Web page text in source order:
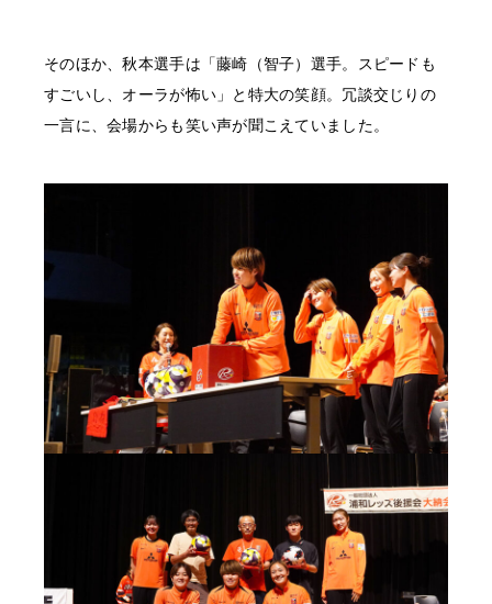
そのほか、秋本選手は「藤崎（智子）選手。スピードも
すごいし、オーラが怖い」と特大の笑顔。冗談交じりの
一言に、会場からも笑い声が聞こえていました。